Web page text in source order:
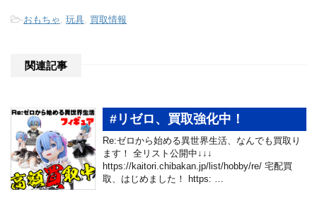
-おもちゃ 玩具 買取情報
関連記事
#リゼロ、買取強化中！
Re:ゼロから始める異世界生活、なんでも買取り
ます！ 全リスト公開中↓↓↓
https://kaitori.chibakan.jp/list/hobby/re/ 宅配買
取、はじめました！ https: …